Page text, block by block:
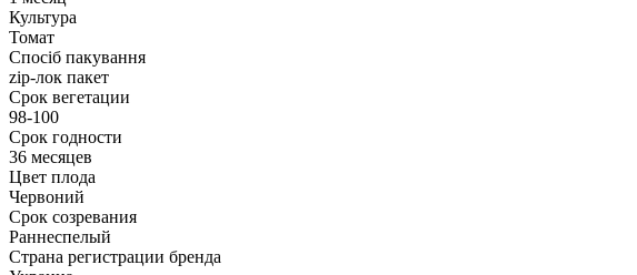
Культура
Томат
Спосіб пакування
zip-лок пакет
Срок вегетации
98-100
Срок годности
36 месяцев
Цвет плода
Червоний
Срок созревания
Раннеспелый
Страна регистрации бренда